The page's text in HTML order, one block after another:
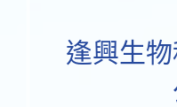
逢興生